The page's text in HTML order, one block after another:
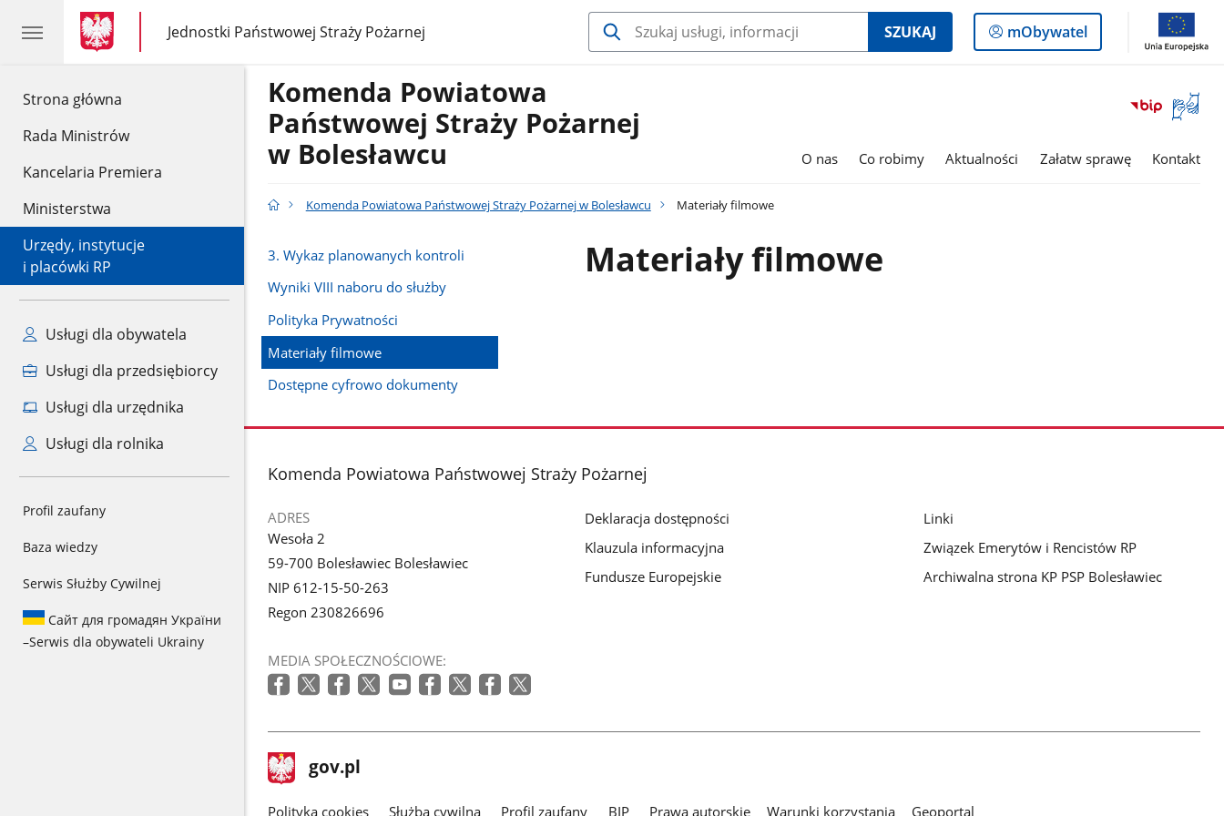
Strona główna
Rada Ministrów
Kancelaria Premiera
Ministerstwa
Urzędy, instytucje
i placówki RP
Usługi dla obywatela
Usługi dla przedsiębiorcy
Usługi dla urzędnika
Usługi dla rolnika
Profil zaufany
Baza wiedzy
Serwis Służby Cywilnej
Сайт для громадян України
–Serwis dla obywateli Ukrainy
gov.pl
gov.pl
Jednostki Państwowej Straży Pożarnej
gov.pl
Jednostki
Państwowej
SZUKAJ
Logowanie
do
mObywatel
Otwórz
okno
Komenda Powiatowa
Państwowej Straży Pożarnej
w Bolesławcu
O nas Co robimy Aktualności Załatw sprawę Kontakt
Komenda Powiatowa Państwowej Straży Pożarnej w Bolesławcu Materiały filmowe
3. Wykaz planowanych kontroli
Wyniki VIII naboru do służby
Polityka Prywatności
Materiały filmowe
Dostępne cyfrowo dokumenty
Materiały filmowe
stopka
Komenda Powiatowa Państwowej Straży Pożarnej
ADRES
Wesoła 2
59-700 Bolesławiec Bolesławiec
NIP 612-15-50-263
Regon 230826696
MEDIA SPOŁECZNOŚCIOWE:
Deklaracja dostępności
Klauzula informacyjna
Fundusze Europejskie
Linki
Związek Emerytów i Rencistów RP
Archiwalna strona KP PSP Bolesławiec
stopka
gov.pl Strona
gov.pl
Polityka cookies Służba cywilna Profil zaufany BIP Prawa autorskie Warunki korzystania Geoportal